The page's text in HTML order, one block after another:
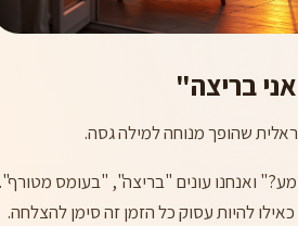
בריצה"
שהופך מנוחה למילה גסה.
ואנחנו עונים "בריצה", "בעומס
להיות עסוק כל הזמן זה סימן להצלחה.